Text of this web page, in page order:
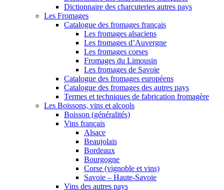
Dictionnaire des charcuteries autres pays
Les Fromages
Catalogue des fromages français
Les fromages alsaciens
Les fromages d’Auvergne
Les fromages corses
Fromages du Limousin
Les fromages de Savoie
Catalogue des fromages européens
Catalogue des fromages des autres pays
Termes et techniques de fabrication fromagère
Les Boissons, vins et alcools
Boisson (généralités)
Vins français
Alsace
Beaujolais
Bordeaux
Bourgogne
Corse (vignoble et vins)
Savoie – Haute-Savoie
Vins des autres pays